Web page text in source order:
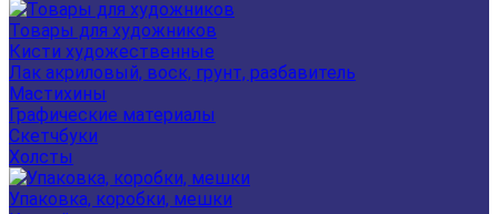
Товары для художников
Кисти художественные
Лак акриловый, воск, грунт, разбавитель
Мастихины
Графические материалы
Скетчбуки
Холсты
Упаковка, коробки, мешки